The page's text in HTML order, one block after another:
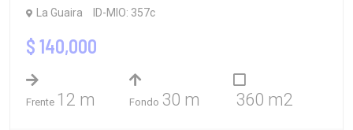
La Guaira ID-MIO: 357c
$ 140,000
Frente 12 m Fondo 30 m 360 m2